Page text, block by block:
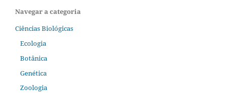
Navegar a categoria
Ciências Biológicas
Ecologia
Botânica
Genética
Zoologia